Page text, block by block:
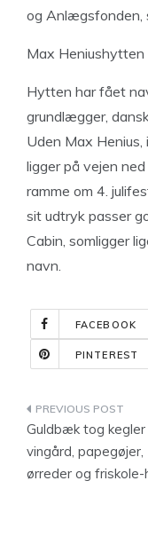
og Anlægsfonden,
Max Heniushytten
Hytten har fået
grundlægger,
Uden Max
ligger på vejen
ramme om 4.
sit udtryk passer
Cabin, somligger
navn.
FACEBOOK
PINTEREST
Guldbæk tog kegler
vingård, papegøjer,
ørreder og friskole-